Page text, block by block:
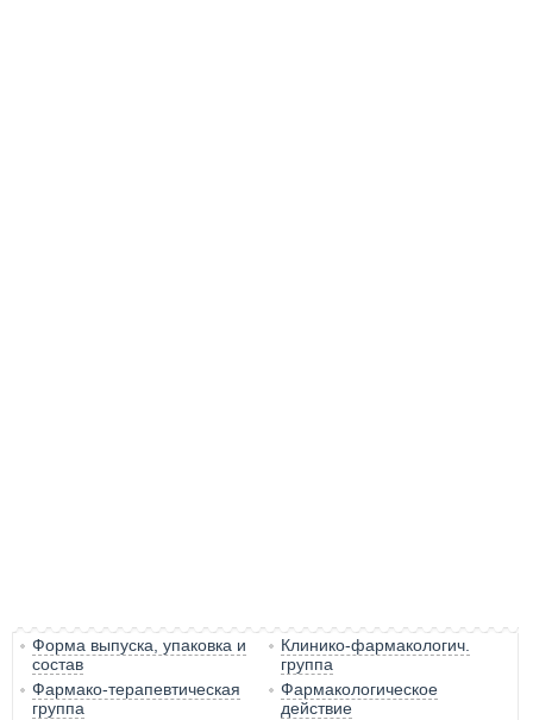
Форма выпуска, упаковка и
состав
Клинико-фармакологич.
группа
Фармако-терапевтическая
группа
Фармакологическое
действие